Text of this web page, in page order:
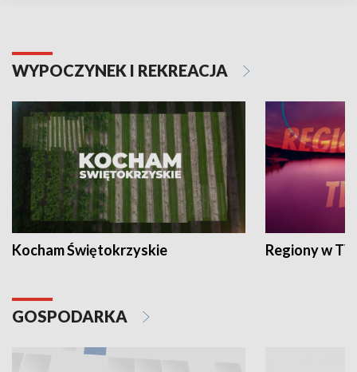
WYPOCZYNEK I REKREACJA
Kocham Świętokrzyskie Regiony w
GOSPODARKA